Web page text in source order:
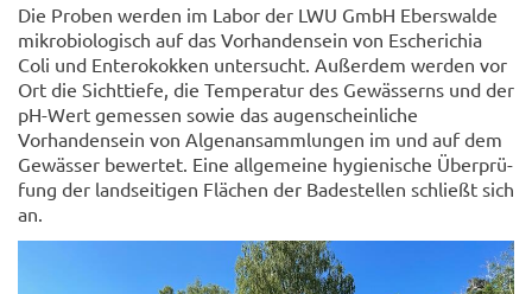
Die Pro­ben wer­den im Labor der LWU GmbH Ebers­wal­de
mi­kro­bio­lo­gisch auf das Vor­han­den­sein von Esche­ri­chia
Coli und En­te­ro­kok­ken un­ter­sucht. Au­ßer­dem wer­den vor
Ort die Sicht­tie­fe, die Tem­pe­ra­tur des Ge­wäs­serns und der
pH-​Wert ge­mes­sen sowie das au­gen­schein­li­che
Vor­han­den­sein von Al­ge­n­an­samm­lun­gen im und auf dem
Ge­wäs­ser be­wer­tet. Eine all­ge­mei­ne hy­gie­ni­sche Über­prü­
fung der land­sei­ti­gen Flä­chen der Ba­de­stel­len schließt sich
an.